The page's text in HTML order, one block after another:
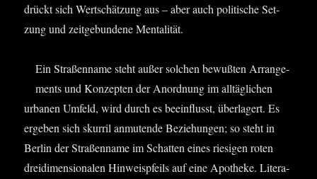
drückt sich Wert­schät­zung aus – aber auch poli­ti­sche Set­
zung und zeit­ge­bun­de­ne Mentalität.
Ein Stra­ßen­na­me steht außer sol­chen bewuß­ten Arran­ge­
ments und Kon­zep­ten der Anord­nung im all­täg­li­chen
urba­nen Umfeld, wird durch es beein­flusst, über­la­gert. Es
erge­ben sich skur­ril anmu­ten­de Bezie­hun­gen; so steht in
Ber­lin der Stra­ßen­na­me im Schat­ten eines rie­si­gen roten
drei­di­men­sio­na­len Hin­weis­pfeils auf eine Apo­the­ke. Lite­ra­